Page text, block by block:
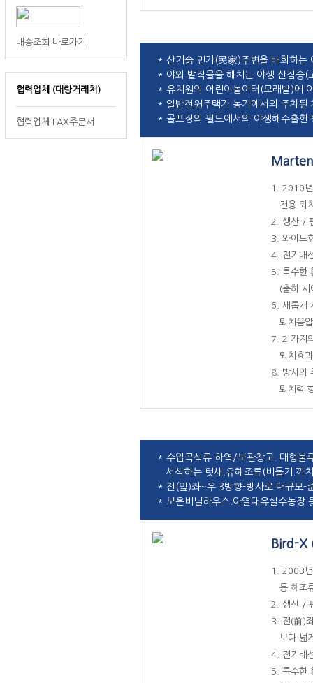
배송조회 바로가기
협력업체 (대량거래처)
협력업체 FAX주문서
* 산기슭 민가(民家)주변을 배회하는
* 야외 밭작물을 해치는 야생 산짐승(
* 유치원의 어린이놀이터(모래밭)에
* 일반전원주택가 농가에서의 주차된
* 골프장의 필드에서의 야생해수출현
1. 2010년
전용 퇴
2. 생산 /
3. 와이드
4. 전기배
5. 특수한
(출하 시
6. 새롭게
퇴치음
7. 2 가지
퇴치효
8. 방사의
퇴치력
* 수입곡식류 하역/보관창고. 대형물
서식하는 텃새.유해조류(비둘기.까
* 전(앞)좌~우 3방향-방사로 대규모-
* 보온비닐하우스.아열대유실수농장
Bird-X
1. 2003년
등 해조
2. 생산 /
3. 전(前)
보다 넓
4. 전기배
5. 특수한